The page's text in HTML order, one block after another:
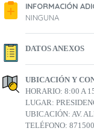
INFORMACIÓN
NINGUNA
DATOS ANEXOS
UBICACIÓN Y
HORARIO: 8:00 A
LUGAR:
UBICACIÓN: AV.
TELÉFONO: